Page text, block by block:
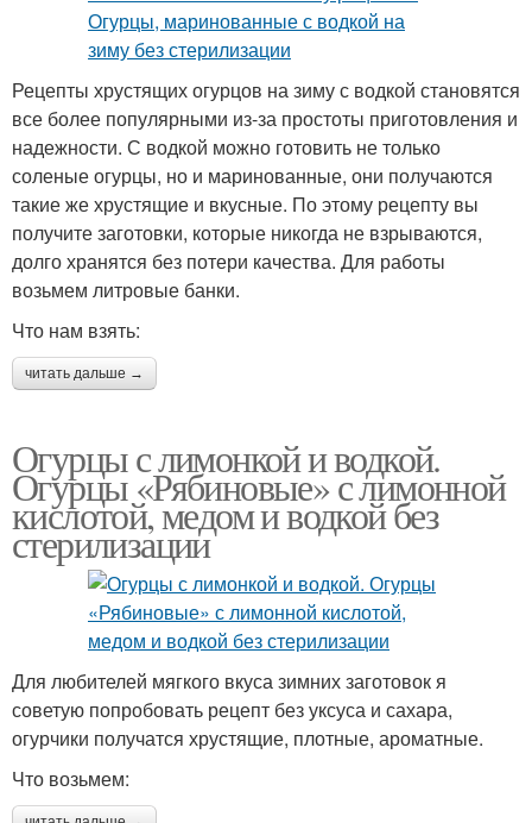
Рецепты хрустящих огурцов на зиму с водкой становятся
все более популярными из-за простоты приготовления и
надежности. С водкой можно готовить не только
соленые огурцы, но и маринованные, они получаются
такие же хрустящие и вкусные. По этому рецепту вы
получите заготовки, которые никогда не взрываются,
долго хранятся без потери качества. Для работы
возьмем литровые банки.
Что нам взять:
читать дальше →
Огурцы с лимонкой и водкой.
Огурцы «Рябиновые» с лимонной
кислотой, медом и водкой без
стерилизации
Для любителей мягкого вкуса зимних заготовок я
советую попробовать рецепт без уксуса и сахара,
огурчики получатся хрустящие, плотные, ароматные.
Что возьмем: